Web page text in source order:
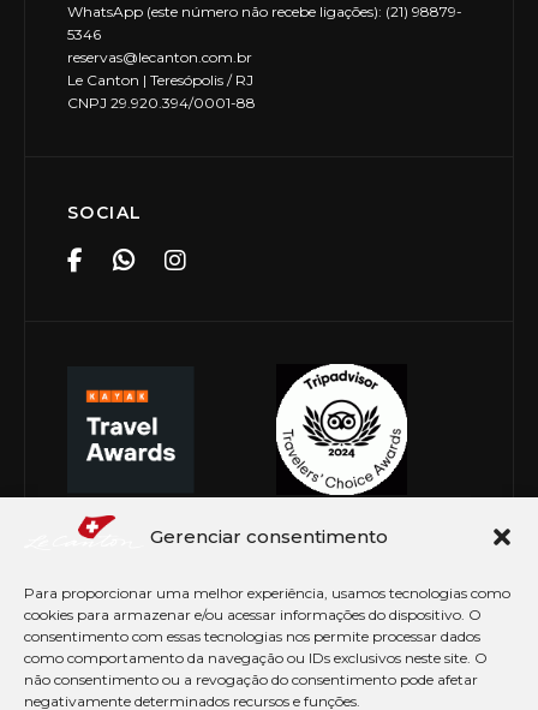
Gerenciar consentimento
Para proporcionar uma melhor experiência, usamos tecnologias como
cookies para armazenar e/ou acessar informações do dispositivo. O
consentimento com essas tecnologias nos permite processar dados
como comportamento da navegação ou IDs exclusivos neste site. O
não consentimento ou a revogação do consentimento pode afetar
negativamente determinados recursos e funções.
WhatsApp (este número não recebe ligações): (21) 98879-
5346
reservas@lecanton.com.br
Le Canton | Teresópolis / RJ
CNPJ 29.920.394/0001-88
SOCIAL
© Copyright 2026 Le Canton. Todos os direitos